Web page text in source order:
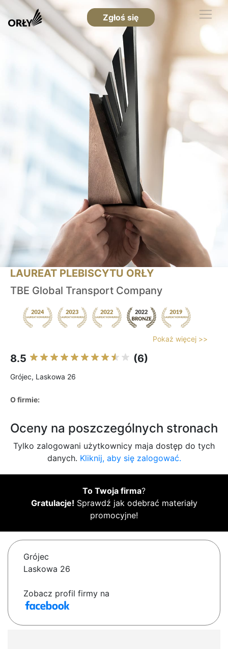
Zgłoś się
LAUREAT PLEBISCYTU ORŁY
TBE Global Transport Company
Pokaż więcej >>
8.5 (6)
Grójec, Laskowa 26
O firmie:
Oceny na poszczególnych stronach
Tylko zalogowani użytkownicy maja dostęp do tych
danych. Kliknij, aby się zalogować.
To Twoja firma?
Gratulacje! Sprawdź jak odebrać materiały
promocyjne!
Grójec
Laskowa 26
Zobacz profil firmy na